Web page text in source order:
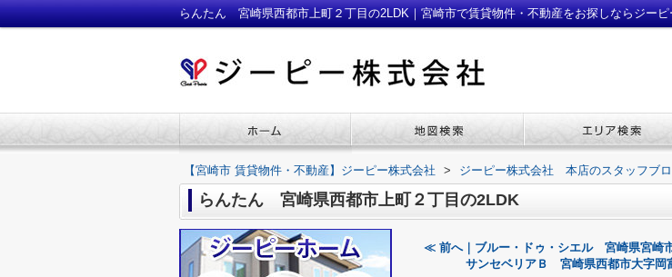
らんたん 宮崎県西都市上町２丁目の2LDK｜宮崎市で賃貸物件・不動産をお探しならジーピ
【宮崎市 賃貸物件・不動産】ジーピー株式会社 > ジーピー株式会社 本店のスタッフブ
らんたん 宮崎県西都市上町２丁目の2LDK
≪ 前へ｜ブルー・ドゥ・シエル 宮崎県宮崎
サンセベリアＢ 宮崎県西都市大字岡